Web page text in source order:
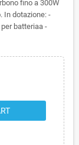
fino a 300W
In dotazione: -
batteriaa -